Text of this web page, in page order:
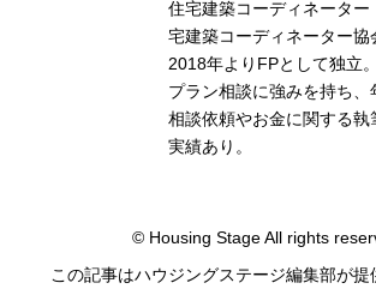
住宅建築コーディネーター
宅建築コーディネーター協
2018年よりFPとして独立
プラン相談に強みを持ち、
相談依頼やお金に関する執
実績あり。
© Housing Stage All rights
この記事はハウジングステージ編集部が提